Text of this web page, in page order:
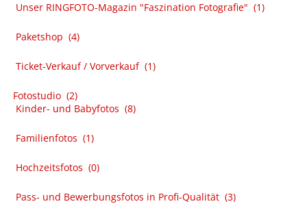
Unser RINGFOTO-Magazin "Faszination Fotografie" (1)
Paketshop (4)
Ticket-Verkauf / Vorverkauf (1)
Fotostudio (2)
Kinder- und Babyfotos (8)
Familienfotos (1)
Hochzeitsfotos (0)
Pass- und Bewerbungsfotos in Profi-Qualität (3)